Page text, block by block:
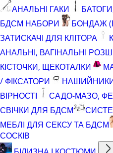
АНАЛЬНІ ГАКИ
БДСМ НАБОРИ
БОНДАЖ
ЗАТИСКАЧІ ДЛЯ КЛІТОРА
АНАЛЬНІ, ВАГІНАЛЬНІ
КІСТОЧКИ, ЩЕКОТАЛКИ
/ ФІКСАТОРИ
ВІРНОСТІ
САДО-МАЗО,
СВІЧКИ ДЛЯ БДСМ
МЕБЛІ ДЛЯ СЕКСУ ТА БДСМ
СОСКІВ